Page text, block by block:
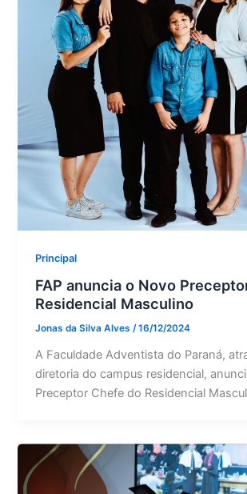
Principal
FAP anuncia o Novo
Residencial Masculino
Jonas da Silva Alves/16/12/2024
A Faculdade Adventista do Paraná,
diretoria do campus residencial,
Preceptor Chefe do Residencial